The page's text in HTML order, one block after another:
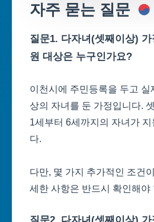
자주 묻는 질문
질문1. 다자녀(셋째이상) 가
원 대상은 누구인가요?
이천시에 주민등록을 두고 실
상의 자녀를 둔 가정입니다.
1세부터 6세까지의 자녀가 지
다.
다만, 몇 가지 추가적인 조건
세한 사항은 반드시 확인해야
질문2. 다자녀(셋째이상) 가